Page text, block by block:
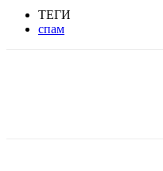
ТЕГИ
спам